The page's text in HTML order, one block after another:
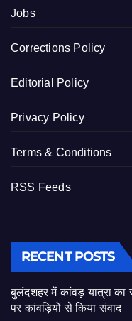
Jobs
Corrections Policy
Editorial Policy
Privacy Policy
Terms & Conditions
RSS Feeds
RECENT POSTS
बुलंदशहर में कांवड़ यात्रा का
पर कांवड़ियों से किया संवाद